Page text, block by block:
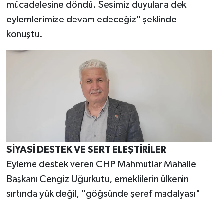
mücadelesine döndü. Sesimiz duyulana dek
eylemlerimize devam edeceğiz" şeklinde
konuştu.
​SİYASİ DESTEK VE SERT ELEŞTİRİLER
​Eyleme destek veren CHP Mahmutlar Mahalle
Başkanı Cengiz Uğurkutu, emeklilerin ülkenin
sırtında yük değil, "göğsünde şeref madalyası"